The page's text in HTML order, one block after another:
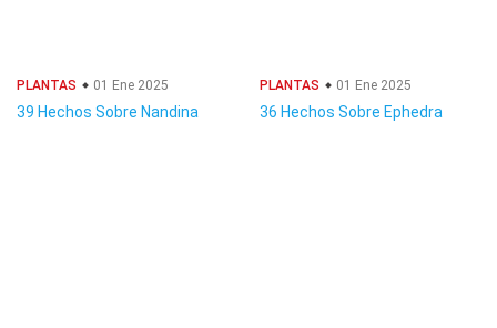
PLANTAS 01 Ene 2025
39 Hechos Sobre Nandina
PLANTAS 01 Ene 2025
36 Hechos Sobre Ephedra